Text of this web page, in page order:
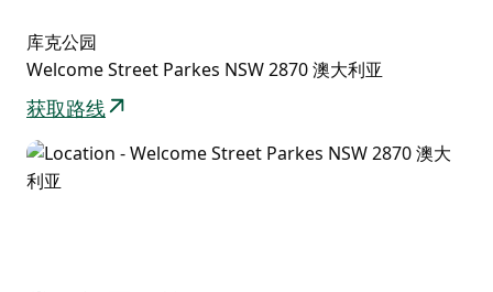
库克公园
Welcome Street Parkes NSW 2870 澳大利亚
获取路线